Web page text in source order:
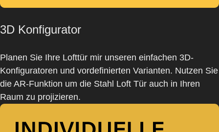
3D Konfigurator
Planen Sie Ihre Lofttür mir unseren einfachen 3D-
Konfiguratoren und vordefinierten Varianten. Nutzen Sie
die AR-Funktion um die Stahl Loft Tür auch in Ihren
Raum zu projizieren.